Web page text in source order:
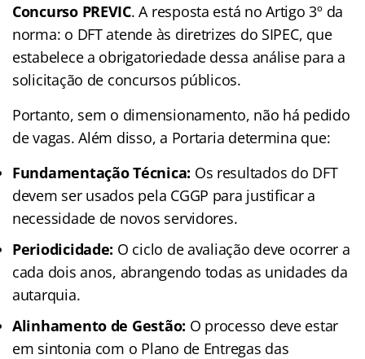
Concurso PREVIC. A resposta está no Artigo 3º da
norma: o DFT atende às diretrizes do SIPEC, que
estabelece a obrigatoriedade dessa análise para a
solicitação de concursos públicos.
Portanto, sem o dimensionamento, não há pedido
de vagas. Além disso, a Portaria determina que:
Fundamentação Técnica: Os resultados do DFT
devem ser usados pela CGGP para justificar a
necessidade de novos servidores.
Periodicidade: O ciclo de avaliação deve ocorrer a
cada dois anos, abrangendo todas as unidades da
autarquia.
Alinhamento de Gestão: O processo deve estar
em sintonia com o Plano de Entregas das